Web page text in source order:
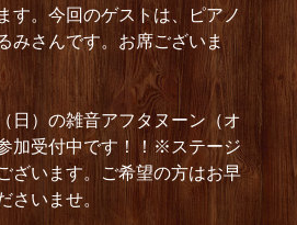
す。今回のゲストは、ピアノ
みさんです。お席ございま
日）の雑音アフタヌーン（オ
加受付中です！！※ステージ
ざいます。ご希望の方はお早
さいませ。